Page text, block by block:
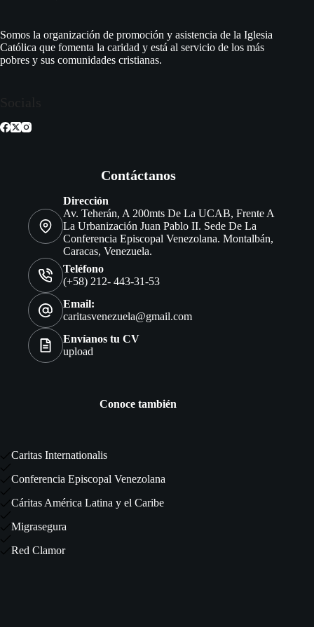
Somos la organización de promoción y asistencia de la Iglesia
Católica que fomenta la caridad y está al servicio de los más
pobres y sus comunidades cristianas.
Contáctanos
Dirección
Av. Teherán, A 200mts De La UCAB, Frente A
La Urbanización Juan Pablo II. Sede De La
Conferencia Episcopal Venezolana. Montalbán,
Caracas, Venezuela.
Teléfono
(+58) 212- 443-31-53
Email:
caritasvenezuela@gmail.com
Envíanos tu CV
upload
Conoce también
Caritas Internationalis
Conferencia Episcopal Venezolana
Cáritas América Latina y el Caribe
Migrasegura
Red Clamor